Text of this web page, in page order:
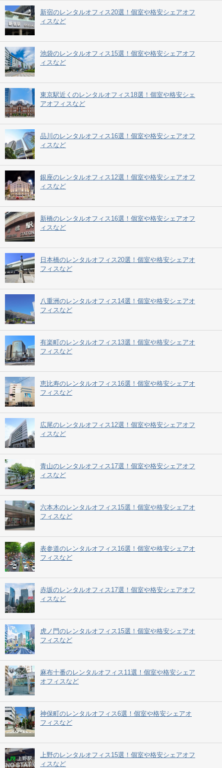
新宿のレンタルオフィス20選！個室や格安シェアオフ
ィスなど
池袋のレンタルオフィス15選！個室や格安シェアオフ
ィスなど
東京駅近くのレンタルオフィス18選！個室や格安シェ
アオフィスなど
品川のレンタルオフィス16選！個室や格安シェアオフ
ィスなど
銀座のレンタルオフィス12選！個室や格安シェアオフ
ィスなど
新橋のレンタルオフィス16選！個室や格安シェアオフ
ィスなど
日本橋のレンタルオフィス20選！個室や格安シェアオ
フィスなど
八重洲のレンタルオフィス14選！個室や格安シェアオ
フィスなど
有楽町のレンタルオフィス13選！個室や格安シェアオ
フィスなど
恵比寿のレンタルオフィス16選！個室や格安シェアオ
フィスなど
広尾のレンタルオフィス12選！個室や格安シェアオフ
ィスなど
青山のレンタルオフィス17選！個室や格安シェアオフ
ィスなど
六本木のレンタルオフィス15選！個室や格安シェアオ
フィスなど
表参道のレンタルオフィス16選！個室や格安シェアオ
フィスなど
赤坂のレンタルオフィス17選！個室や格安シェアオフ
ィスなど
虎ノ門のレンタルオフィス15選！個室や格安シェアオ
フィスなど
麻布十番のレンタルオフィス11選！個室や格安シェア
オフィスなど
神保町のレンタルオフィス6選！個室や格安シェアオ
フィスなど
上野のレンタルオフィス15選！個室や格安シェアオフ
ィスなど